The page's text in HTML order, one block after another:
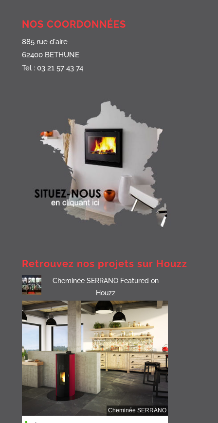
NOS COORDONNÉES
885 rue d'aire
62400 BETHUNE
Tel : 03 21 57 43 74
Retrouvez nos projets sur Houzz
Cheminée SERRANO Featured on
Houzz